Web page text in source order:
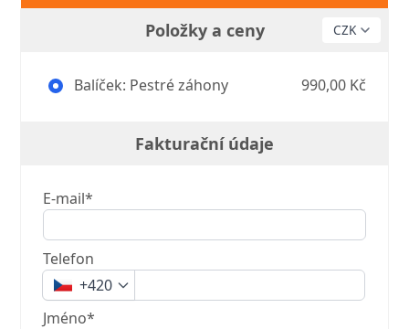
Položky a ceny
Balíček: Pestré záhony 990,00 Kč
Fakturační údaje
E-mail*
Telefon
+420
Jméno*